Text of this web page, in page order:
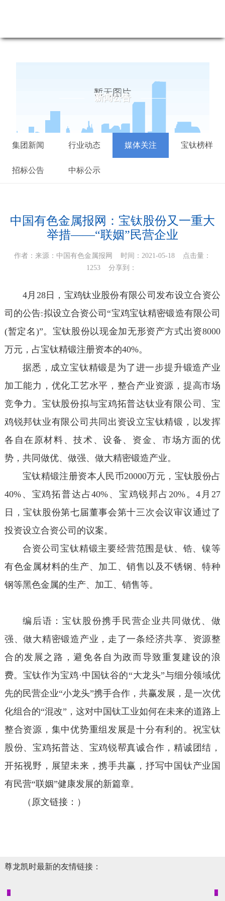
新闻公告
集团新闻 行业动态 媒体关注 宝钛榜样
招标公告 中标公示
中国有色金属报网：宝钛股份又一重大
举措——“联姻”民营企业
作者：来源：中国有色金属报网 时间：2021-05-18 点击量：
1253 分享到：
4月28日，宝鸡钛业股份有限公司发布设立合资公
司的公告:拟设立合资公司“宝鸡宝钛精密锻造有限公司
(暂定名)”。宝钛股份以现金加无形资产方式出资8000
万元，占宝钛精锻注册资本的40%。
据悉，成立宝钛精锻是为了进一步提升锻造产业
加工能力，优化工艺水平，整合产业资源，提高市场
竞争力。宝钛股份拟与宝鸡拓普达钛业有限公司、宝
鸡锐邦钛业有限公司共同出资设立宝钛精锻，以发挥
各自在原材料、技术、设备、资金、市场方面的优
势，共同做优、做强、做大精密锻造产业。
宝钛精锻注册资本人民币20000万元，宝钛股份占
40%、宝鸡拓普达占40%、宝鸡锐邦占20%。4月27
日，宝钛股份第七届董事会第十三次会议审议通过了
投资设立合资公司的议案。
合资公司宝钛精锻主要经营范围是钛、锆、镍等
有色金属材料的生产、加工、销售以及不锈钢、特种
钢等黑色金属的生产、加工、销售等。
编后语：宝钛股份携手民营企业共同做优、做
强、做大精密锻造产业，走了一条经济共享、资源整
合的发展之路，避免各自为政而导致重复建设的浪
费。宝钛作为宝鸡·中国钛谷的“大龙头”与细分领域优
先的民营企业“小龙头”携手合作，共赢发展，是一次优
化组合的“混改”，这对中国钛工业如何在未来的道路上
整合资源，集中优势重组发展是十分有利的。祝宝钛
股份、宝鸡拓普达、宝鸡锐帮真诚合作，精诚团结，
开拓视野，展望未来，携手共赢，抒写中国钛产业国
有民营“联姻”健康发展的新篇章。
（原文链接：）
尊龙凯时最新的友情链接：